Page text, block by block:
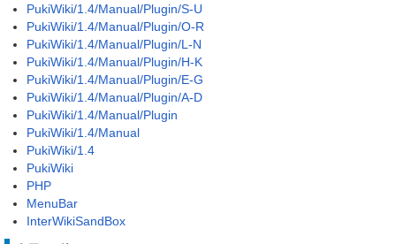
PukiWiki/1.4/Manual/Plugin/S-U
PukiWiki/1.4/Manual/Plugin/O-R
PukiWiki/1.4/Manual/Plugin/L-N
PukiWiki/1.4/Manual/Plugin/H-K
PukiWiki/1.4/Manual/Plugin/E-G
PukiWiki/1.4/Manual/Plugin/A-D
PukiWiki/1.4/Manual/Plugin
PukiWiki/1.4/Manual
PukiWiki/1.4
PukiWiki
PHP
MenuBar
InterWikiSandBox